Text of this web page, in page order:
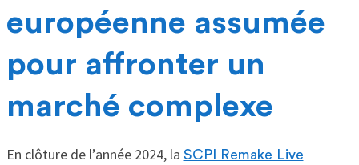
européenne assumée
pour affronter un
marché complexe
En clôture de l’année 2024, la SCPI Remake Live